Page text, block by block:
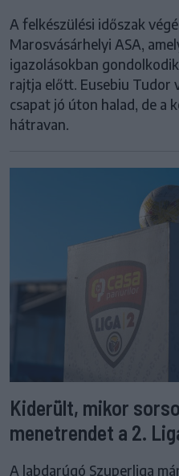
A felkészülési időszak
Marosvásárhelyi ASA,
igazolásokban
rajtja előtt. Eusebiu Tudor
csapat jó úton halad, de a
hátravan.
Kiderült, mikor
menetrendet a 2.
A labdarúgó Szuperliga